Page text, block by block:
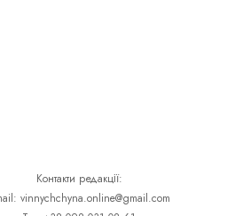
Контакти редакції:
vinnychchyna.online@gmail.com